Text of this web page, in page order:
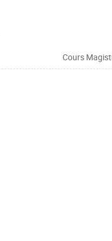
Cours